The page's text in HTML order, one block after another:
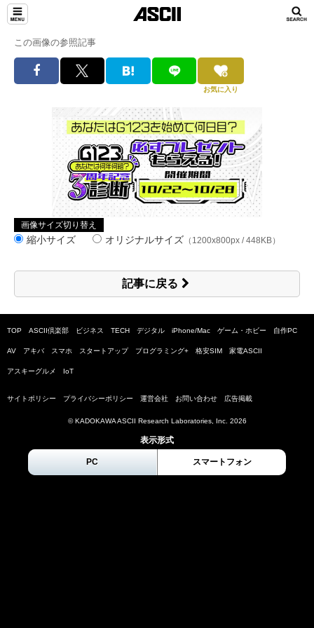
この画像の参照記事
お気に入り
画像サイズ切り替え
縮小サイズ オリジナルサイズ （1200x800px / 448KB）
記事に戻る
TOP ASCII倶楽部 ビジネス TECH デジタル iPhone/Mac ゲーム・ホビー 自作PC
AV アキバ スマホ スタートアップ プログラミング+ 格安SIM 家電ASCII
アスキーグルメ IoT
サイトポリシー プライバシーポリシー 運営会社 お問い合わせ 広告掲載
© KADOKAWA ASCII Research Laboratories, Inc. 2026
表示形式
PC スマートフォン